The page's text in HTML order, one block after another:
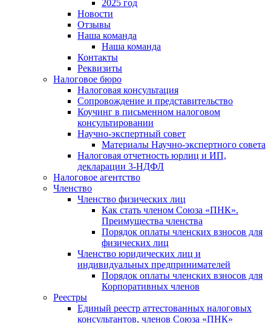
2025 год
Новости
Отзывы
Наша команда
Наша команда
Контакты
Реквизиты
Налоговое бюро
Налоговая консультация
Cопровождение и представительство
Коучинг в письменном налоговом
консультировании
Научно-экспертный совет
Материалы Научно-экспертного совета
Налоговая отчетность юрлиц и ИП,
декларации 3-НДФЛ
Налоговое агентство
Членство
Членство физических лиц
Как стать членом Союза «ПНК».
Преимущества членства
Порядок оплаты членских взносов для
физических лиц
Членство юридических лиц и
индивидуальных предпринимателей
Порядок оплаты членских взносов для
Корпоративных членов
Реестры
Единый реестр аттестованных налоговых
консультантов, членов Союза «ПНК»